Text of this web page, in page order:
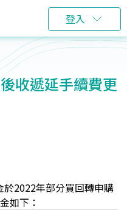
登入
收遞延手續費更
於2022年部分買回轉申購
如下：